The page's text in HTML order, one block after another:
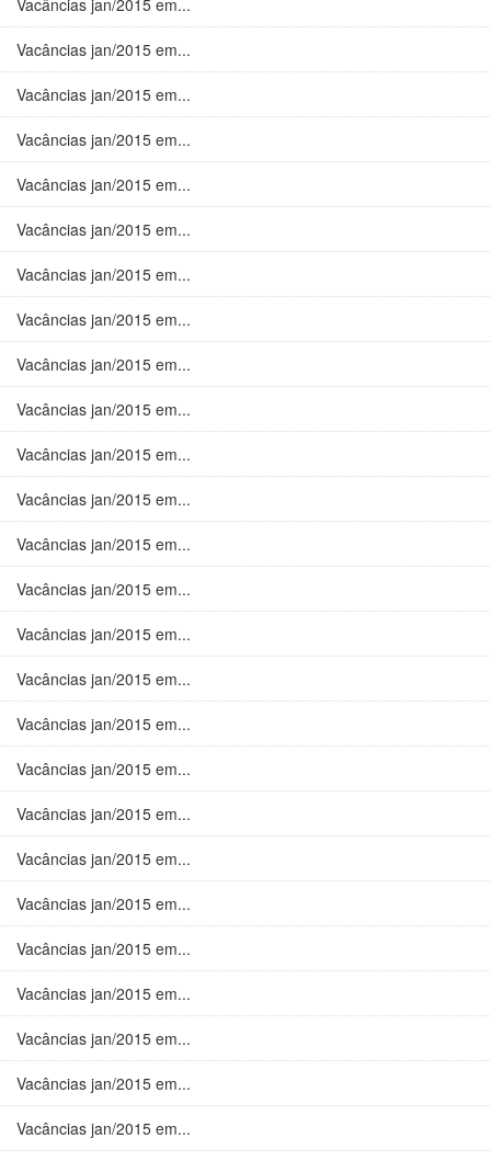
Vacâncias jan/2015 em...
Vacâncias jan/2015 em...
Vacâncias jan/2015 em...
Vacâncias jan/2015 em...
Vacâncias jan/2015 em...
Vacâncias jan/2015 em...
Vacâncias jan/2015 em...
Vacâncias jan/2015 em...
Vacâncias jan/2015 em...
Vacâncias jan/2015 em...
Vacâncias jan/2015 em...
Vacâncias jan/2015 em...
Vacâncias jan/2015 em...
Vacâncias jan/2015 em...
Vacâncias jan/2015 em...
Vacâncias jan/2015 em...
Vacâncias jan/2015 em...
Vacâncias jan/2015 em...
Vacâncias jan/2015 em...
Vacâncias jan/2015 em...
Vacâncias jan/2015 em...
Vacâncias jan/2015 em...
Vacâncias jan/2015 em...
Vacâncias jan/2015 em...
Vacâncias jan/2015 em...
Vacâncias jan/2015 em...